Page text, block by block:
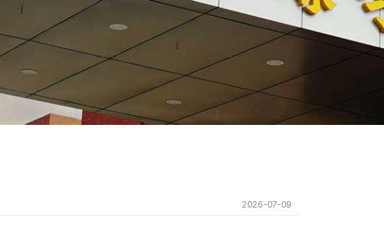
2026-07-09